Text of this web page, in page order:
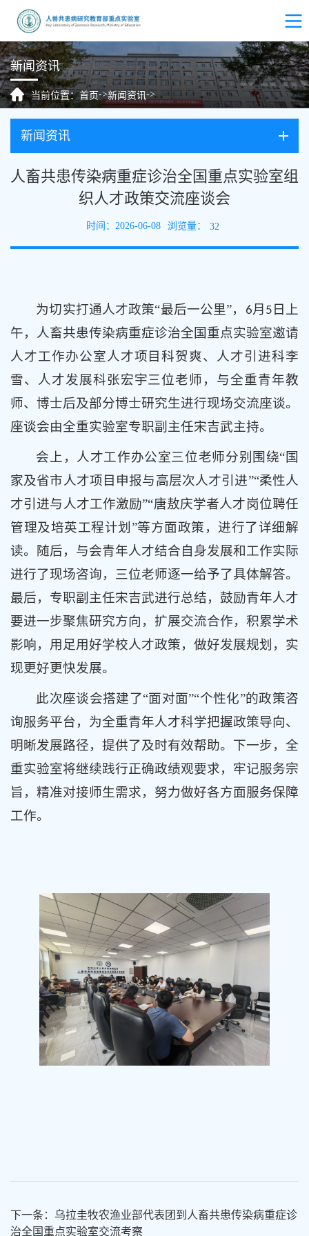
新闻资讯
当前位置：首页->新闻资讯->
新闻资讯
人畜共患传染病重症诊治全国重点实验室组
织人才政策交流座谈会
时间：2026-06-08 浏览量： 32
为切实打通人才政策“最后一公里”， 6月 5 日上
午，人畜共患传染病重症诊治全国重点实验室邀请
人才工作办公室人才项目科贺爽、人才引进科李
雪、人才发展科张宏宇三位老师，与全重青年教
师、博士后及部分博士研究生进行现场交流座谈。
座谈会由全重实验室专职副主任宋吉武主持。
会上，人才工作办公室三位老师分别围绕“国
家及省市人才项目申报与高层次人才引进”“柔性人
才引进与人才工作激励”“唐敖庆学者人才岗位聘任
管理及培英工程计划”等方面政策，进行了详细解
读。随后，与会青年人才结合自身发展和工作实际
进行了现场咨询，三位老师逐一给予了具体解答。
最后，专职副主任宋吉武进行总结，鼓励青年人才
要进一步聚焦研究方向，扩展交流合作，积累学术
影响，用足用好学校人才政策，做好发展规划，实
现更好更快发展。
此次座谈会搭建了“面对面”“个性化”的政策咨
询服务平台，为全重青年人才科学把握政策导向、
明晰发展路径，提供了及时有效帮助。下一步，全
重实验室将继续践行正确政绩观要求，牢记服务宗
旨，精准对接师生需求，努力做好各方面服务保障
工作。
下一条：乌拉圭牧农渔业部代表团到人畜共患传染病重症诊
治全国重点实验室交流考察